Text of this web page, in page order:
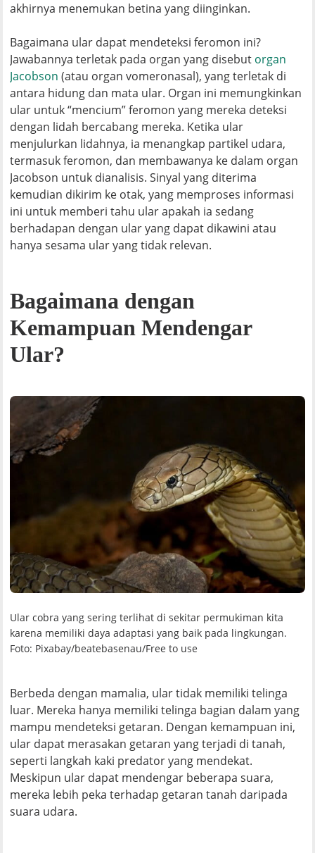
akhirnya menemukan betina yang diinginkan.
Bagaimana ular dapat mendeteksi feromon ini?
Jawabannya terletak pada organ yang disebut organ
Jacobson (atau organ vomeronasal), yang terletak di
antara hidung dan mata ular. Organ ini memungkinkan
ular untuk “mencium” feromon yang mereka deteksi
dengan lidah bercabang mereka. Ketika ular
menjulurkan lidahnya, ia menangkap partikel udara,
termasuk feromon, dan membawanya ke dalam organ
Jacobson untuk dianalisis. Sinyal yang diterima
kemudian dikirim ke otak, yang memproses informasi
ini untuk memberi tahu ular apakah ia sedang
berhadapan dengan ular yang dapat dikawini atau
hanya sesama ular yang tidak relevan.
Bagaimana dengan
Kemampuan Mendengar
Ular?
Ular cobra yang sering terlihat di sekitar permukiman kita
karena memiliki daya adaptasi yang baik pada lingkungan.
Foto: Pixabay/beatebasenau/Free to use
Berbeda dengan mamalia, ular tidak memiliki telinga
luar. Mereka hanya memiliki telinga bagian dalam yang
mampu mendeteksi getaran. Dengan kemampuan ini,
ular dapat merasakan getaran yang terjadi di tanah,
seperti langkah kaki predator yang mendekat.
Meskipun ular dapat mendengar beberapa suara,
mereka lebih peka terhadap getaran tanah daripada
suara udara.